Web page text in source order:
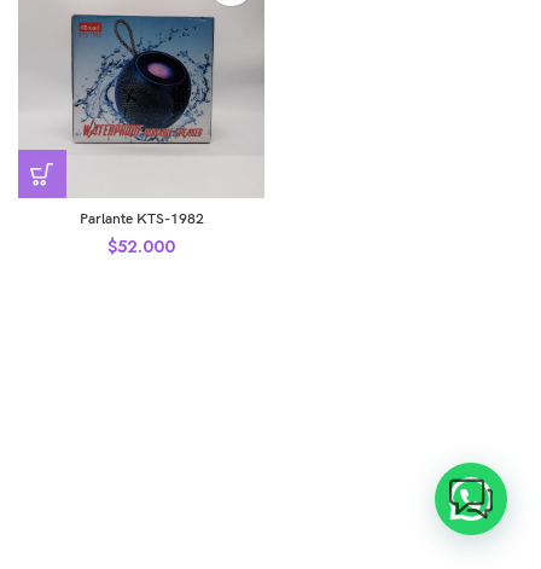
Parlante KTS-1982
$52.000